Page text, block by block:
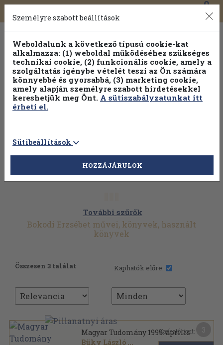
Toggle
navigation
0
További szűrők
Bokodi Erzsébet művei, könyvek, használt
könyvek
Összesen 3 találat Kaphatók előre:
Magyar Tudomány 1999. április
Büky László ...
Kapható pont:
Személyre szabott beállítások
Weboldalunk a következő típusú cookie-kat
alkalmazza: (1) weboldal működéséhez szükséges
technikai cookie, (2) funkcionális cookie, amely a
szolgáltatás igénybe vételét teszi az Ön számára
könnyebbé és gyorsabbá, (3) marketing cookie,
amely alapján személyre szabott hirdetésekkel
kereshetjük meg Önt. A sütiszabályzatunkat itt
érheti el.
Sütibeállítások
HOZZÁJÁRULOK